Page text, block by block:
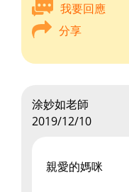
我要回應
分享
涂妙如老師
2019/12/10
親愛的媽咪